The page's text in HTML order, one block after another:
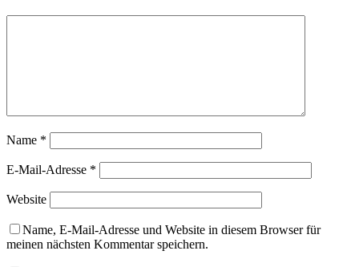
Name *
E-Mail-Adresse *
Website
Name, E-Mail-Adresse und Website in diesem Browser für
meinen nächsten Kommentar speichern.